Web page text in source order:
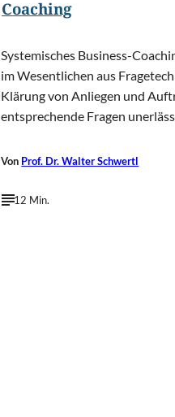
Coaching
Systemisches Business-
im Wesentlichen aus
Klärung von Anliegen und
entsprechende Fragen
Von Prof. Dr. Walter Schwertl
12 Min.